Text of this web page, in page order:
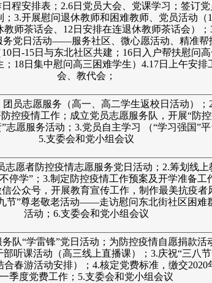
程安排表；2.6日 党员大会、党课学习； 签订党
3.开展慰问退休教师和困难教师、党员活动（
教师茶话会、12日安排在连退休教师茶话会）；
务党日活动——服务社区、微心愿活动、精准帮
日-15日与东北社区共建；16日入户帮扶慰问高
；18日集中慰问高三困难学生）4.17日上午安排
会、教代会；
团员志愿服务（高一、高二学生返校日活动）；
控疫情工作；成立党员志愿服务队，开展“防
志愿服务活动；3.党员自主学习 （“学习强国”平
5.支委会和党小组会议
志愿者防控疫情志愿服务党日活动；2.筹划线上
不停学”；3.制定防控疫情工作预案及开学准备工
公众号，开展教育宣传工作，制作最美抗疫者
节”尊老敬老活动——走访慰问东北街社区困难
活动；6.支委会和党小组会议
队“学雷锋”党日活动 ；为防控疫情自愿捐款活
部听课活动（高三线上直播课）；3.庆祝“三八
合春游活动安排）；4.核定党费标准， 缴交2020
一季度党费工作；5.支委会和党小组会议